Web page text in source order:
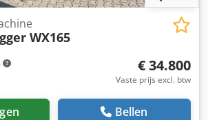
WX165
€ 34.800
Vaste prijs excl. btw
Bellen